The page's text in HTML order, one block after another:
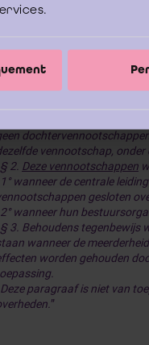
(WVV), dat
vennootschap, onder
2. Deze vennootschappen
wanneer de centrale
gesloten
wanneer hun
3. Behoudens tegenbewijs
wanneer de
worden gehouden
paragraaf is niet van
”